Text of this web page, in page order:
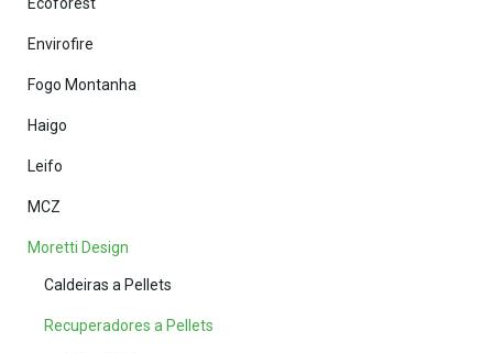
Ecoforest
Envirofire
Fogo Montanha
Haigo
Leifo
MCZ
Moretti Design
Caldeiras a Pellets
Recuperadores a Pellets